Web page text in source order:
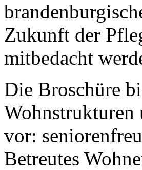
Zukunft der
mitbedacht
Die Broschüre
Wohnstrukturen
vor:
Betreutes